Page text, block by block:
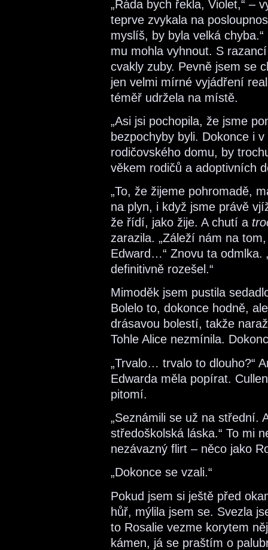
„Ráda bych řekla, Violet,“ –
teprve zvykala na
myslíš, by byla velká
mu mohla vyhnout. S
cvakly zuby. Pevně jsem se
jen velmi mírné vyjádření
téměř udržela na místě.
„Asi jsi pochopila, že jsme
bezpochyby byli. Dokonce i
rodičovského domu, by
věkem rodičů a adoptivních
„To, že žijeme pohromadě,
na plyn, i když jsme právě
že řídí, jako žije. A chutí a
zarazila. „Záleží nám na
Edward…“ Znovu ta odmlka.
definitivně rozešel.“
Mimoděk jsem pustila
Bolelo to, dokonce hodně,
drásavou bolestí, takže
Tohle Alice nezmínila.
„Trvalo… trvalo to dlouho?“
Edwarda měla popírat.
pitomí.
„Seznámili se už na střední.
středoškolská láska.“ To mi
nezávazný flirt – něco jako
„Dokonce se vzali.“
Pokud jsem si ještě před
hůř, mýlila jsem se. Svezla
to Rosalie vezme korytem
kámen, já se praštím o